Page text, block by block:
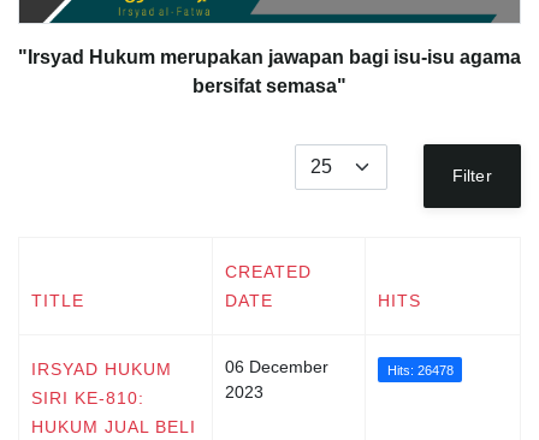
"Irsyad Hukum merupakan jawapan bagi isu-isu agama
bersifat semasa"
Display #
Filter
TITLE
CREATED
DATE
HITS
IRSYAD HUKUM
SIRI KE-810:
HUKUM JUAL BELI
06 December
2023
Hits: 26478